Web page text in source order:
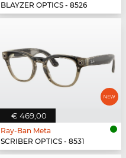
BLAYZER OPTICS - 8526
€ 469,00
Ray-Ban Meta
SCRIBER OPTICS - 8531